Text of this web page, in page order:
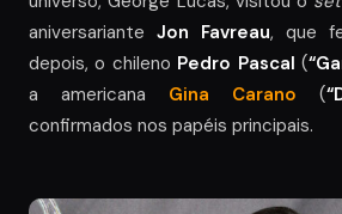
aniversariante Jon Favreau, que
depois, o chileno Pedro Pascal (
a americana Gina Carano (
confirmados nos papéis principais.